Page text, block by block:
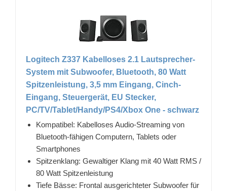
Logitech Z337 Kabelloses 2.1 Lautsprecher-
System mit Subwoofer, Bluetooth, 80 Watt
Spitzenleistung, 3,5 mm Eingang, Cinch-
Eingang, Steuergerät, EU Stecker,
PC/TV/Tablet/Handy/PS4/Xbox One - schwarz
Kompatibel: Kabelloses Audio-Streaming von
Bluetooth-fähigen Computern, Tablets oder
Smartphones
Spitzenklang: Gewaltiger Klang mit 40 Watt RMS /
80 Watt Spitzenleistung
Tiefe Bässe: Frontal ausgerichteter Subwoofer für